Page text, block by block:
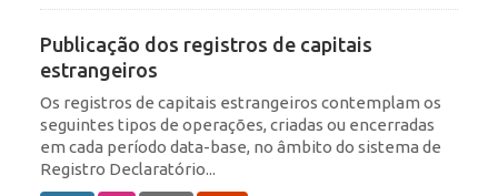
Publicação dos registros de capitais
estrangeiros
Os registros de capitais estrangeiros contemplam os
seguintes tipos de operações, criadas ou encerradas
em cada período data-base, no âmbito do sistema de
Registro Declaratório...